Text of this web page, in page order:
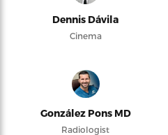
Dennis Dávila
Cinema
González Pons MD
Radiologist